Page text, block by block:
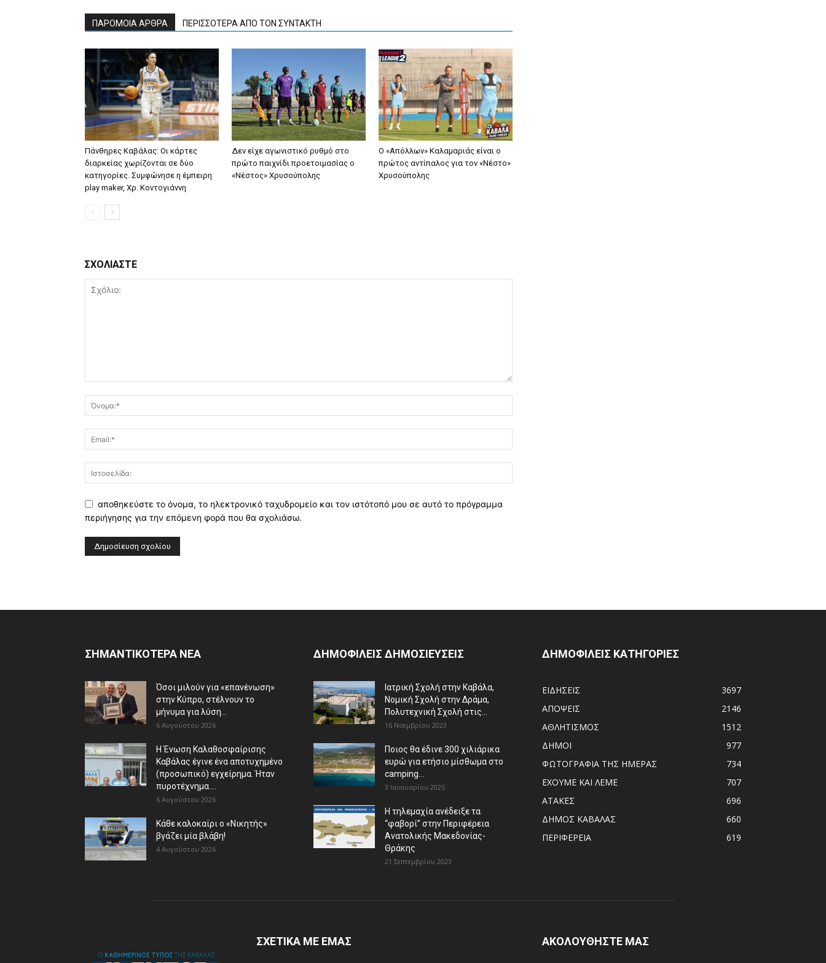
ΠΑΡΟΜΟΙΑ ΑΡΘΡΑ ΠΕΡΙΣΣΟΤΕΡΑ ΑΠΟ ΤΟΝ ΣΥΝΤΑΚΤΗ
Πάνθηρες Καβάλας: Οι κάρτες
διαρκείας χωρίζονται σε δύο
κατηγορίες. Συμφώνησε η έμπειρη
play maker, Χρ. Κοντογιάννη
Δεν είχε αγωνιστικό ρυθμό στο
πρώτο παιχνίδι προετοιμασίας ο
«Νέστος» Χρυσούπολης
Ο «Απόλλων» Καλαμαριάς είναι ο
πρώτος αντίπαλος για τον «Νέστο»
Χρυσούπολης
ΣΧΟΛΙΑΣΤΕ
αποθηκεύστε το όνομα, το ηλεκτρονικό ταχυδρομείο και τον ιστότοπό μου σε αυτό το πρόγραμμα
περιήγησης για την επόμενη φορά που θα σχολιάσω.
ΣΗΜΑΝΤΙΚΟΤΕΡΑ ΝΕΑ
Όσοι μιλούν για «επανένωση»
στην Κύπρο, στέλνουν το
μήνυμα για λύση...
6 Αυγούστου 2026
Η Ένωση Καλαθοσφαίρισης
Καβάλας έγινε ένα αποτυχημένο
(προσωπικό) εγχείρημα. Ήταν
πυροτέχνημα....
6 Αυγούστου 2026
Κάθε καλοκαίρι ο «Νικητής»
βγάζει μία βλάβη!
4 Αυγούστου 2026
ΔΗΜΟΦΙΛΕΙΣ ΔΗΜΟΣΙΕΥΣΕΙΣ
Ιατρική Σχολή στην Καβάλα,
Νομική Σχολή στην Δράμα,
Πολυτεχνική Σχολή στις...
16 Νοεμβρίου 2023
Ποιος θα έδινε 300 χιλιάρικα
ευρώ για ετήσιο μίσθωμα στο
camping...
3 Ιανουαρίου 2025
Η τηλεμαχία ανέδειξε τα
“φαβορί” στην Περιφέρεια
Ανατολικής Μακεδονίας-
Θράκης
21 Σεπτεμβρίου 2023
ΔΗΜΟΦΙΛΕΙΣ ΚΑΤΗΓΟΡΙΕΣ
ΕΙΔΗΣΕΙΣ
3697
ΑΠΟΨΕΙΣ
2146
ΑΘΛΗΤΙΣΜΟΣ
1512
ΔΗΜΟΙ
977
ΦΩΤΟΓΡΑΦΙΑ ΤΗΣ ΗΜΕΡΑΣ
734
ΕΧΟΥΜΕ ΚΑΙ ΛΕΜΕ
707
ΑΤΑΚΕΣ
696
ΔΗΜΟΣ ΚΑΒΑΛΑΣ
660
ΠΕΡΙΦΕΡΕΙΑ
619
ΣΧΕΤΙΚΑ ΜΕ ΕΜΑΣ ΑΚΟΛΟΥΘΗΣΤΕ ΜΑΣ